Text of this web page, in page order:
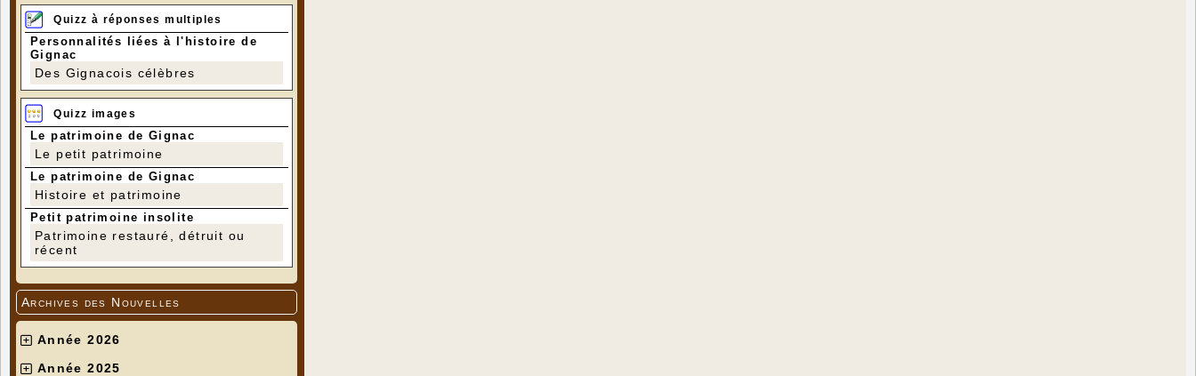
Quizz à réponses multiples
Personnalités liées à l'histoire de
Gignac
Des Gignacois célèbres
Quizz images
Le patrimoine de Gignac
Le petit patrimoine
Le patrimoine de Gignac
Histoire et patrimoine
Petit patrimoine insolite
Patrimoine restauré, détruit ou
récent
Archives des Nouvelles
Année 2026
Année 2025